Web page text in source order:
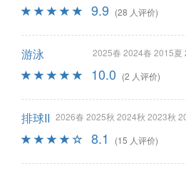
9.9 (28 人评价)
游泳 2025春 2024春 2015
10.0 (2 人评价)
排球II 2026春 2025秋 2024秋 2023秋
8.1 (15 人评价)